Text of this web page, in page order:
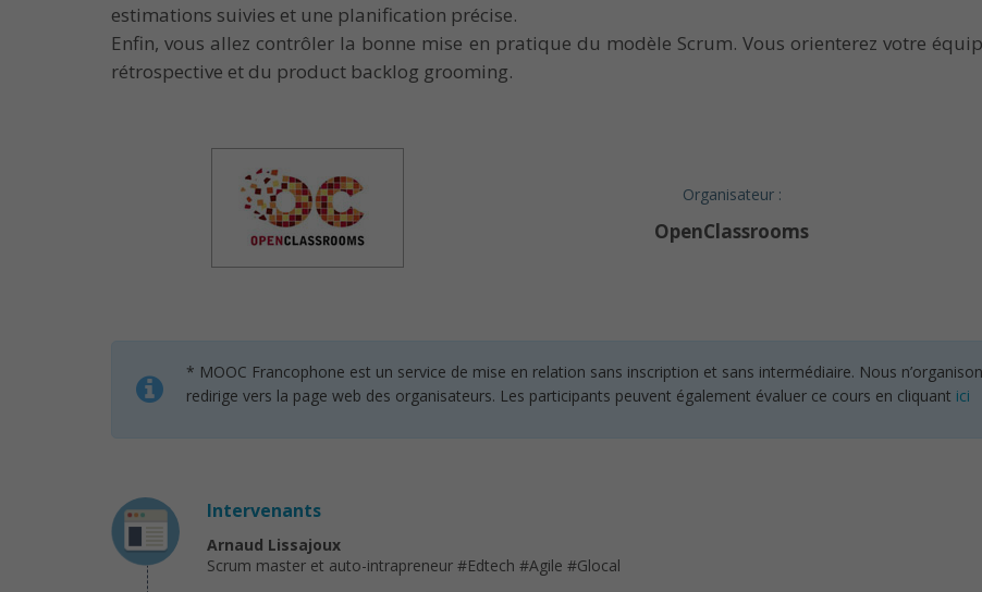
estimations suivies et une planification précise.
Enfin, vous allez contrôler la bonne mise en pratique du modèle Scrum. Vous orienterez votre
rétrospective et du product backlog grooming.
Organisateur :
OpenClassrooms
* MOOC Francophone est un service de mise en relation sans inscription et sans intermédiaire. Nous
redirige vers la page web des organisateurs. Les participants peuvent également évaluer ce cours en cliquant ici
Intervenants
Arnaud Lissajoux
Scrum master et auto-intrapreneur #Edtech #Agile #Glocal